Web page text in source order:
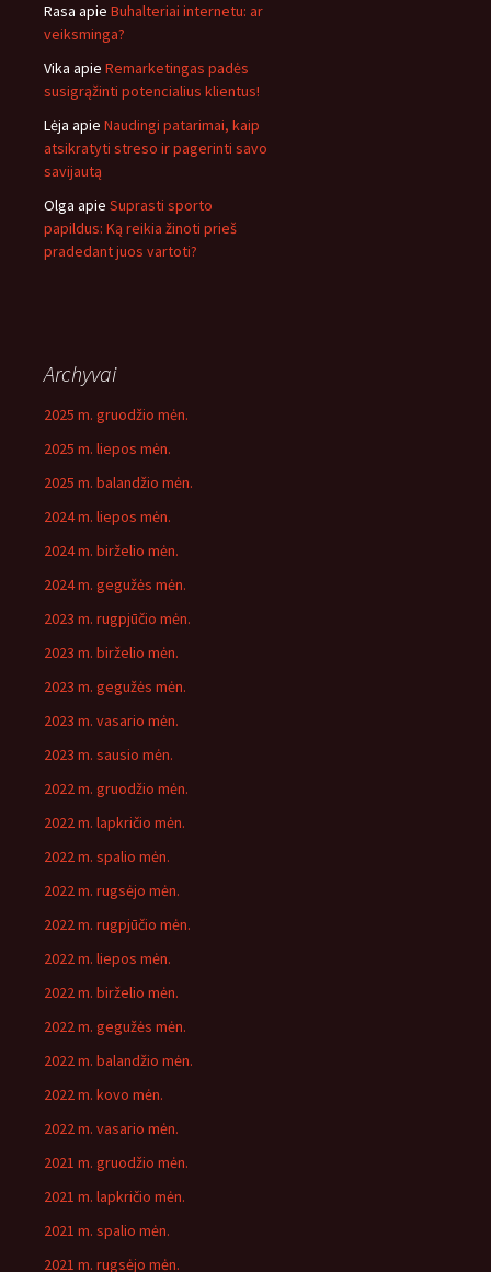
Rasa apie Buhalteriai internetu: ar
veiksminga?
Vika apie Remarketingas padės
susigrąžinti potencialius klientus!
Lėja apie Naudingi patarimai, kaip
atsikratyti streso ir pagerinti savo
savijautą
Olga apie Suprasti sporto
papildus: Ką reikia žinoti prieš
pradedant juos vartoti?
Archyvai
2025 m. gruodžio mėn.
2025 m. liepos mėn.
2025 m. balandžio mėn.
2024 m. liepos mėn.
2024 m. birželio mėn.
2024 m. gegužės mėn.
2023 m. rugpjūčio mėn.
2023 m. birželio mėn.
2023 m. gegužės mėn.
2023 m. vasario mėn.
2023 m. sausio mėn.
2022 m. gruodžio mėn.
2022 m. lapkričio mėn.
2022 m. spalio mėn.
2022 m. rugsėjo mėn.
2022 m. rugpjūčio mėn.
2022 m. liepos mėn.
2022 m. birželio mėn.
2022 m. gegužės mėn.
2022 m. balandžio mėn.
2022 m. kovo mėn.
2022 m. vasario mėn.
2021 m. gruodžio mėn.
2021 m. lapkričio mėn.
2021 m. spalio mėn.
2021 m. rugsėjo mėn.